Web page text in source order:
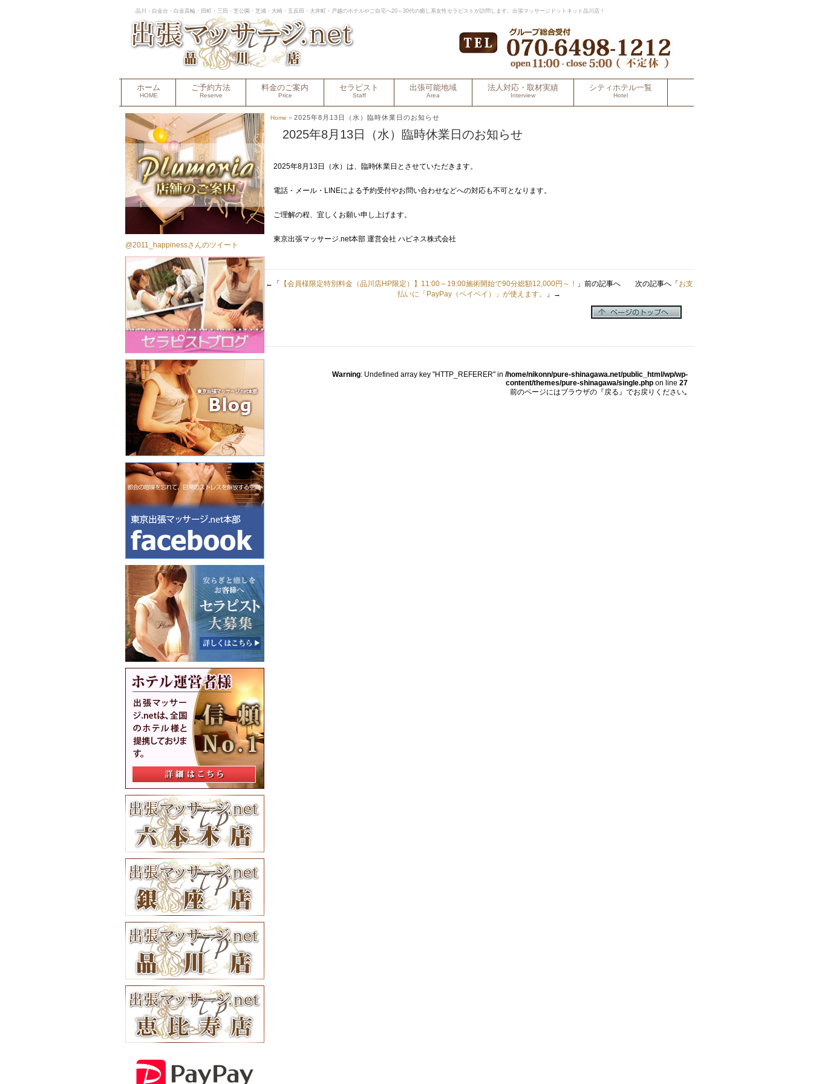
品川・白金台・白金高輪・田町・三田・芝公園・芝浦・大崎・五反田・大井町・戸越のホテルやご自宅へ20～30代の癒し系女性セラピストが訪問します。出張マッサージドットネット品川店！
ホーム
HOME
ご予約方法
Reserve
料金のご案内
Price
セラピスト
Staff
出張可能地域
Area
法人対応・取材実績
Interview
シティホテル一覧
Hotel
Home » 2025年8月13日（水）臨時休業日のお知らせ
2025年8月13日（水）臨時休業日のお知らせ
2025年8月13日（水）は、臨時休業日とさせていただきます。
電話・メール・LINEによる予約受付やお問い合わせなどへの対応も不可となります。
ご理解の程、宜しくお願い申し上げます。
東京出張マッサージ.net本部 運営会社 ハピネス株式会社
←「 【会員様限定特別料金（品川店HP限定）】11:00～19:00施術開始で90分総額12,000円～！ 」前の記事へ 次の記事へ「 お支
払いに「PayPay（ペイペイ）」が使えます。
」→
Warning: Undefined array key "HTTP_REFERER" in /home/nikonn/pure-shinagawa.net/public_html/wp/wp-
content/themes/pure-shinagawa/single.php on line 27
前のページにはブラウザの『戻る』でお戻りください｡
@2011_happinessさんのツイート